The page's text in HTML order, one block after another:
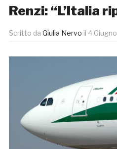
Renzi: “L’Italia
Scritto da Giulia Nervo il 4